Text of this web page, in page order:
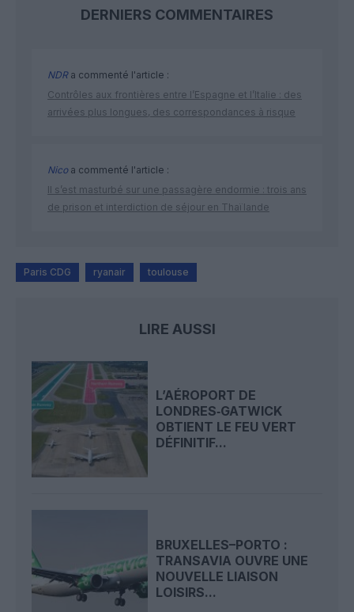
DERNIERS COMMENTAIRES
NDRa commenté l'article :
Contrôles aux frontières entre l’Espagne et l’Italie : des
arrivées plus longues, des correspondances à risque
Nicoa commenté l'article :
Il s’est masturbé sur une passagère endormie : trois ans
de prison et interdiction de séjour en Thaïlande
Paris CDG ryanair toulouse
LIRE AUSSI
L’AÉROPORT DE
LONDRES‑GATWICK
OBTIENT LE FEU VERT
DÉFINITIF...
BRUXELLES–PORTO :
TRANSAVIA OUVRE UNE
NOUVELLE LIAISON
LOISIRS...